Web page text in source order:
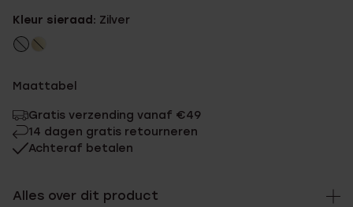
Kleur sieraad: Zilver
Maattabel
Gratis verzending vanaf €49
14 dagen gratis retourneren
Achteraf betalen
Alles over dit product